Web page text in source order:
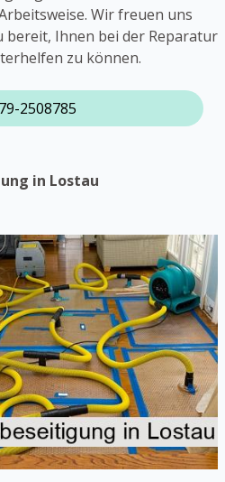
Wir freuen uns
bereit, Ihnen bei der Reparatur
zu können.
2508785
in Lostau